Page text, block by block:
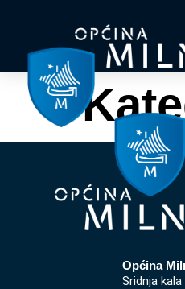
Općina
Sridnja